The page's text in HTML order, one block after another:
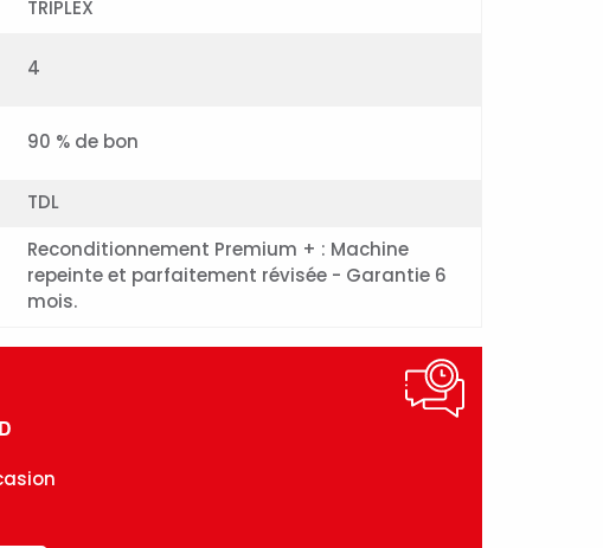
TRIPLEX
4
90 % de bon
TDL
Reconditionnement Premium + : Machine
repeinte et parfaitement révisée - Garantie 6
mois.